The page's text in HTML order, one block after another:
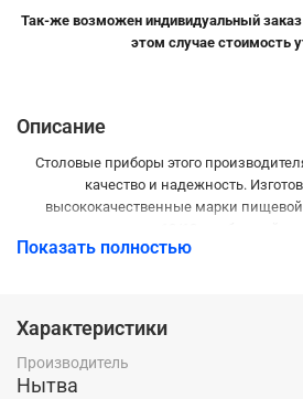
Так-же возможен индивидуальный
этом случае стоимость
Описание
Столовые приборы этого
качество и надежность.
высококачественные марки
использовании в
- не рекомендуется использовать губки с
- не допускается мытье изделий в посудомоечной
Показать полностью
Характеристики
Производитель
Нытва